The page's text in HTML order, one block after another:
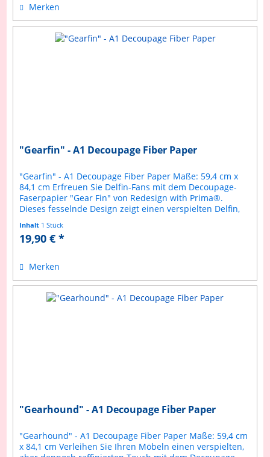
Merken
"Gearfin" - A1 Decoupage Fiber Paper
"Gearfin" - A1 Decoupage Fiber Paper Maße: 59,4 cm x
84,1 cm Erfreuen Sie Delfin-Fans mit dem Decoupage-
Faserpapier "Gear Fin" von Redesign with Prima®.
Dieses fesselnde Design zeigt einen verspielten Delfin,
Inhalt 1 Stück
19,90 € *
Merken
"Gearhound" - A1 Decoupage Fiber Paper
"Gearhound" - A1 Decoupage Fiber Paper Maße: 59,4 cm
x 84,1 cm Verleihen Sie Ihren Möbeln einen verspielten,